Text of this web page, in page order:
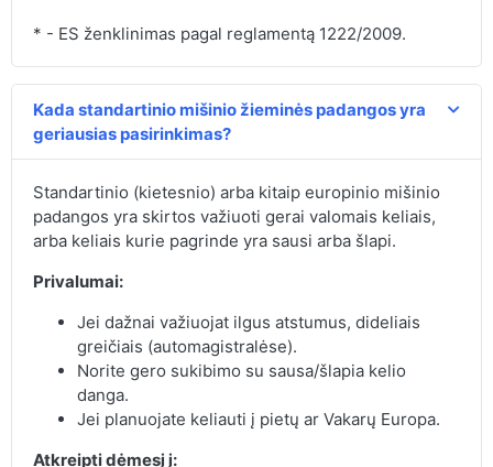
* - ES ženklinimas pagal reglamentą 1222/2009.
Kada standartinio mišinio žieminės padangos yra
geriausias pasirinkimas?
Standartinio (kietesnio) arba kitaip europinio mišinio
padangos yra skirtos važiuoti gerai valomais keliais,
arba keliais kurie pagrinde yra sausi arba šlapi.
Privalumai:
Jei dažnai važiuojat ilgus atstumus, dideliais
greičiais (automagistralėse).
Norite gero sukibimo su sausa/šlapia kelio
danga.
Jei planuojate keliauti į pietų ar Vakarų Europa.
Atkreipti dėmesį į: